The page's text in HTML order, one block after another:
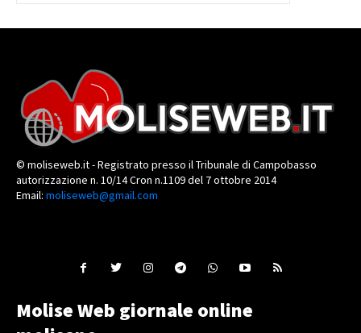
© moliseweb.it - Registrato presso il Tribunale di Campobasso
autorizzazione n. 10/14 Cron n.1109 del 7 ottobre 2014
Email: moliseweb@gmail.com
Molise Web giornale online